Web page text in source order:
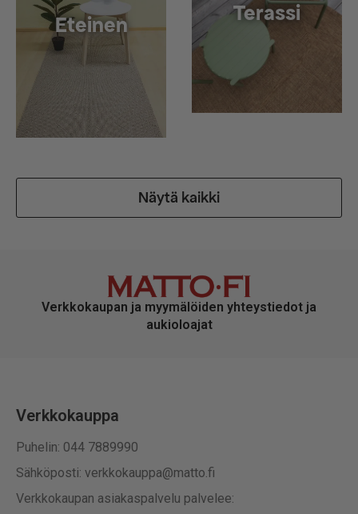
Eteinen Terassi
Näytä kaikki
Verkkokaupan ja myymälöiden yhteystiedot ja
aukioloajat
Verkkokauppa
Puhelin: 044 7889990
Sähköposti: verkkokauppa@matto.fi
Verkkokaupan asiakaspalvelu palvelee: